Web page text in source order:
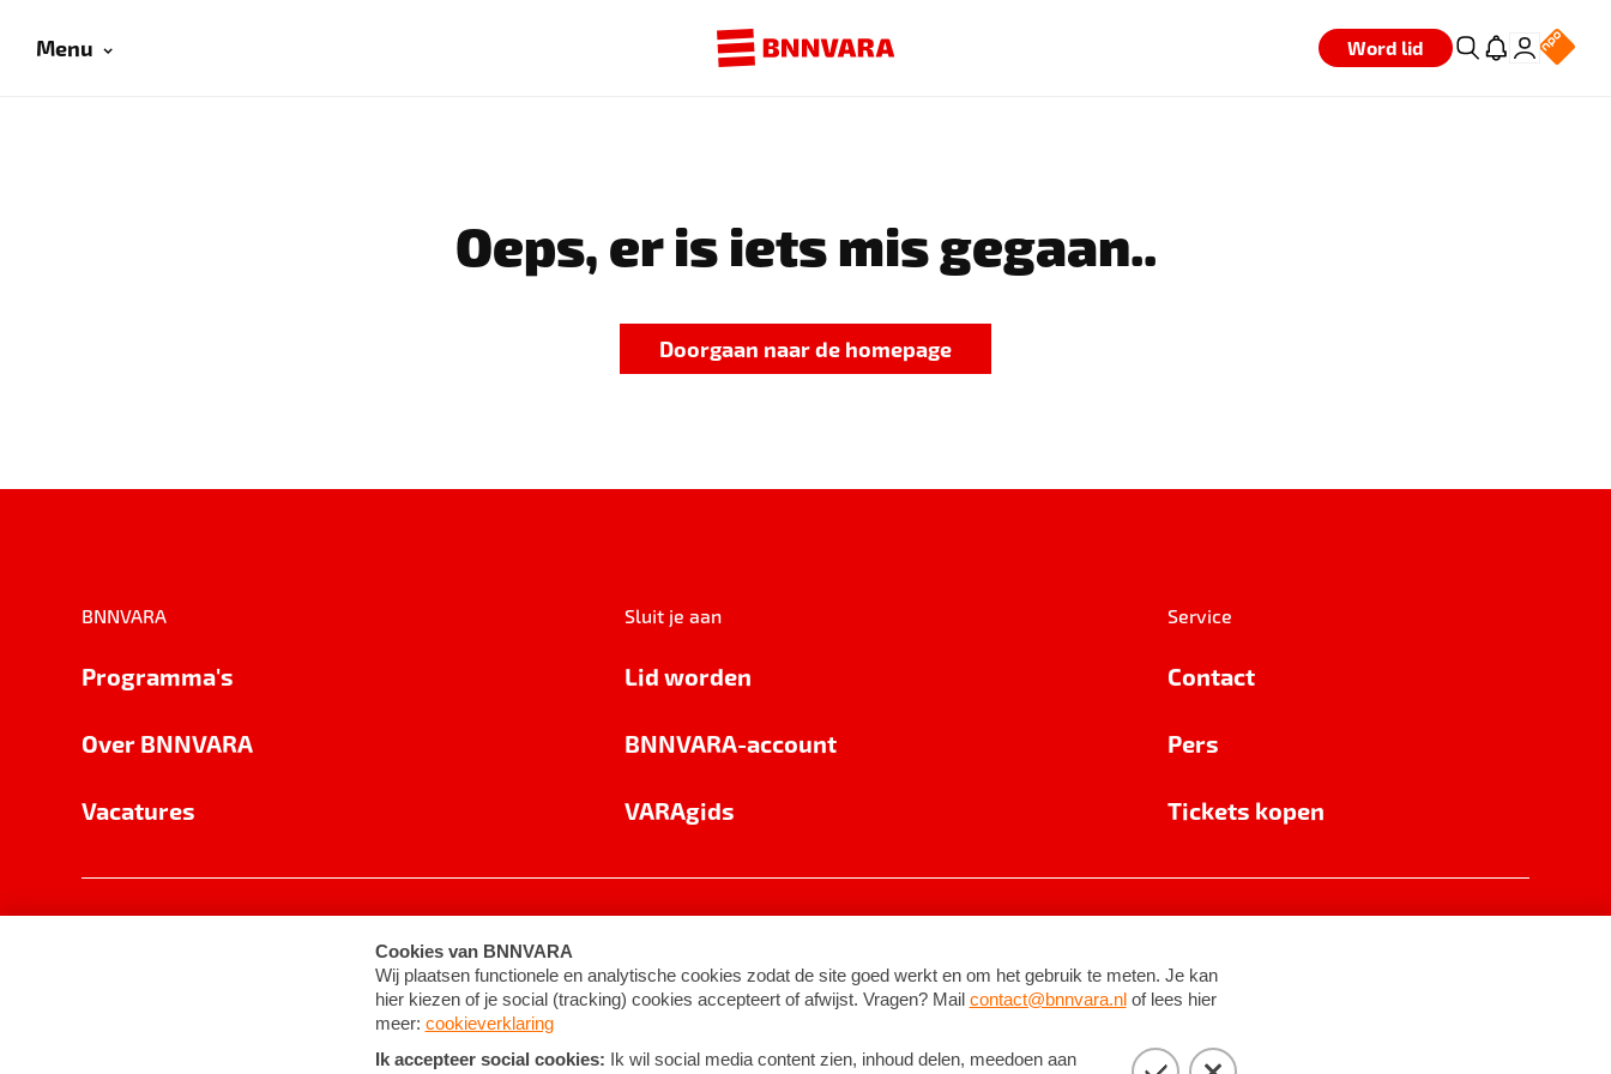
Menu Word lid
Oeps, er is iets mis gegaan..
Doorgaan naar de homepage
BNNVARA
Programma's
Over BNNVARA
Vacatures
Sluit je aan
Lid worden
BNNVARA-account
VARAgids
Service
Contact
Pers
Tickets kopen
Cookie-instellingen Algemene voorwaarden ©2026BNNVARA